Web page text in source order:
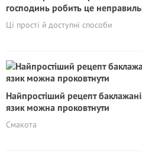
господинь робить це
Ці прості й доступні способи
Найпростіший рецепт
язик можна проковтнути
Смакота